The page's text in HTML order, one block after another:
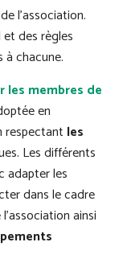
l’association.
des règles
à chacune.
membres de
en
respectant les
Les différents
adapter les
dans le cadre
ainsi